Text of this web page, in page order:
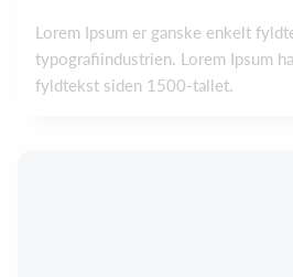
Lorem Ipsum er ganske enkelt
typografiindustrien. Lorem Ipsum
fyldtekst siden 1500-tallet.